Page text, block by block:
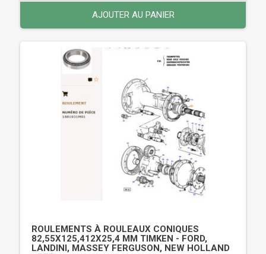
AJOUTER AU PANIER
ROULEMENTS À ROULEAUX CONIQUES
82,55X125,412X25,4 MM TIMKEN - FORD,
LANDINI, MASSEY FERGUSON, NEW HOLLAND